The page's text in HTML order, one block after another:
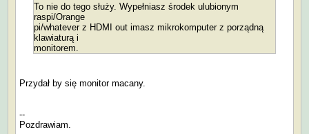
To nie do tego służy. Wypełniasz środek ulubionym
raspi/Orange
pi/whatever z HDMI out imasz mikrokomputer z porządną
klawiaturą i
monitorem.
Przydał by się monitor macany.
--
Pozdrawiam.